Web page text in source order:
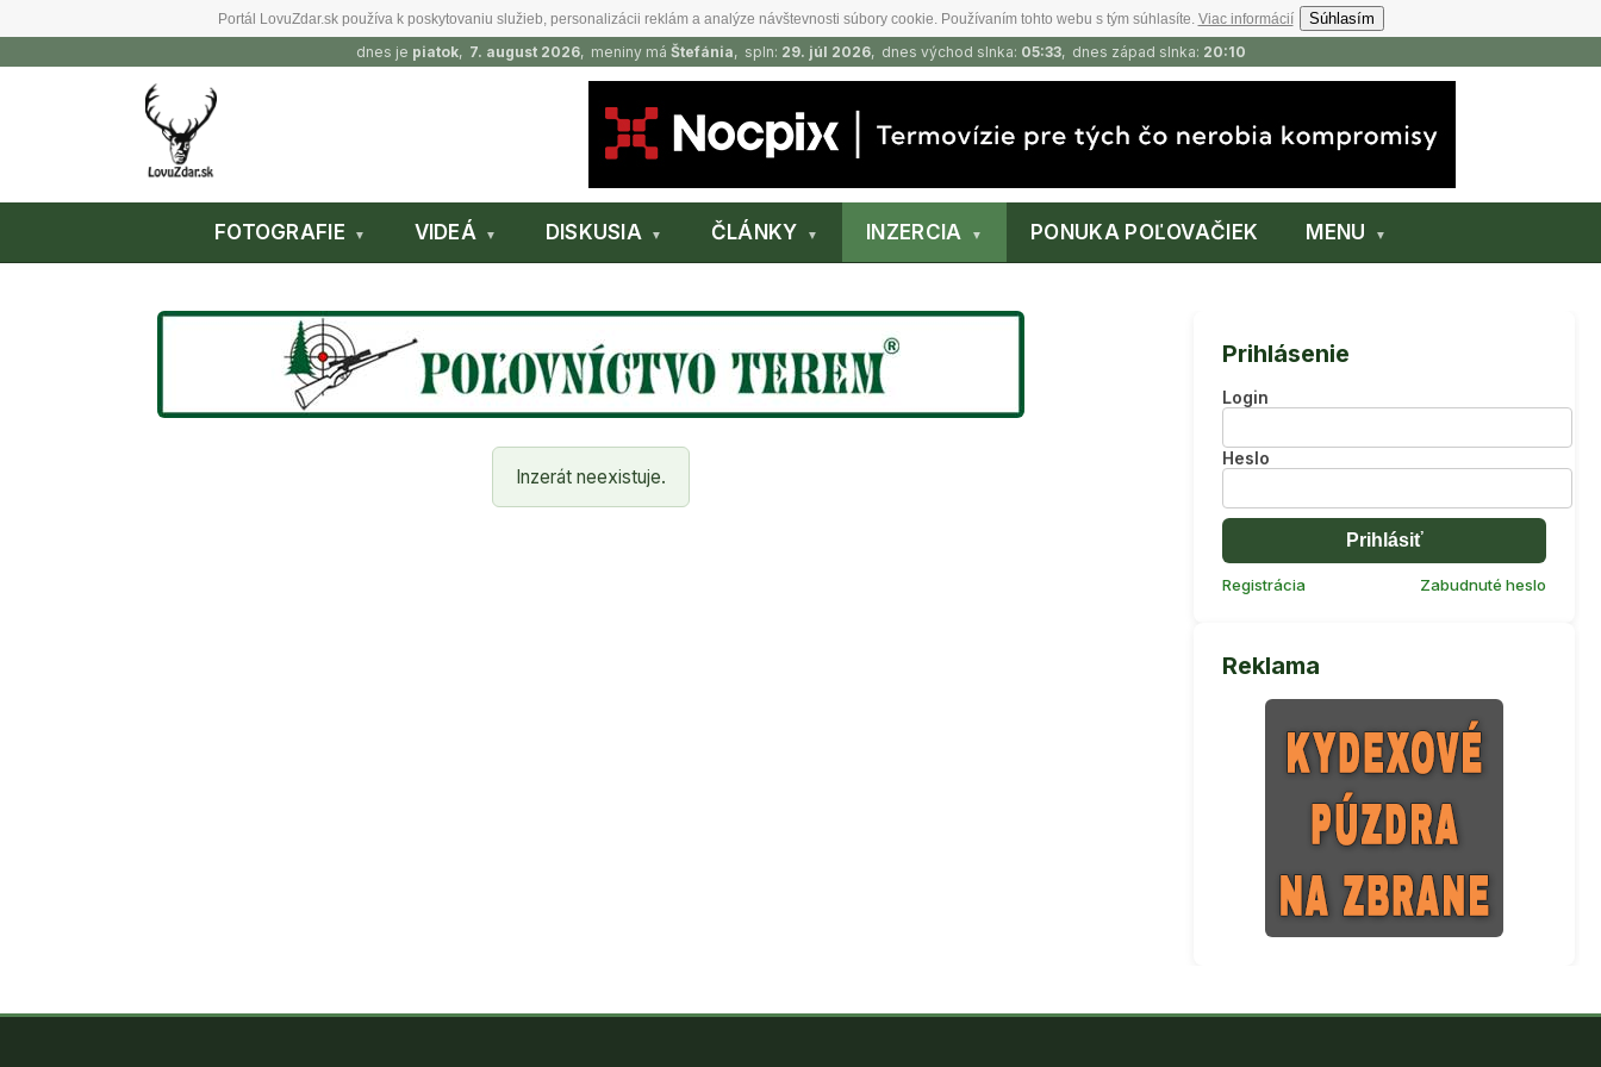
Portál LovuZdar.sk používa k poskytovaniu služieb, personalizácii reklám a analýze návštevnosti súbory cookie. Používaním tohto webu s tým súhlasíte. Viac informácií
Súhlasím
dnes je piatok, 7. august 2026, meniny má Štefánia, spln: 29. júl 2026, dnes východ slnka: 05:33, dnes západ slnka: 20:10
FOTOGRAFIE VIDEÁ DISKUSIA ČLÁNKY INZERCIA PONUKA POĽOVAČIEK MENU
Inzerát neexistuje.
Prihlásenie
Login
Heslo
Prihlásiť
Registrácia Zabudnuté heslo
Reklama